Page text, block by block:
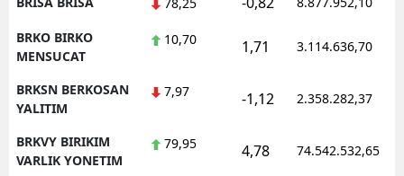
BRKO BIRKO
MENSUCAT
10,70 1,71 3.114.636,70
BRKSN BERKOSAN
YALITIM
7,97 -1,12 2.358.282,37
BRKVY BIRIKIM
VARLIK YONETIM
79,95 4,78 74.542.532,65